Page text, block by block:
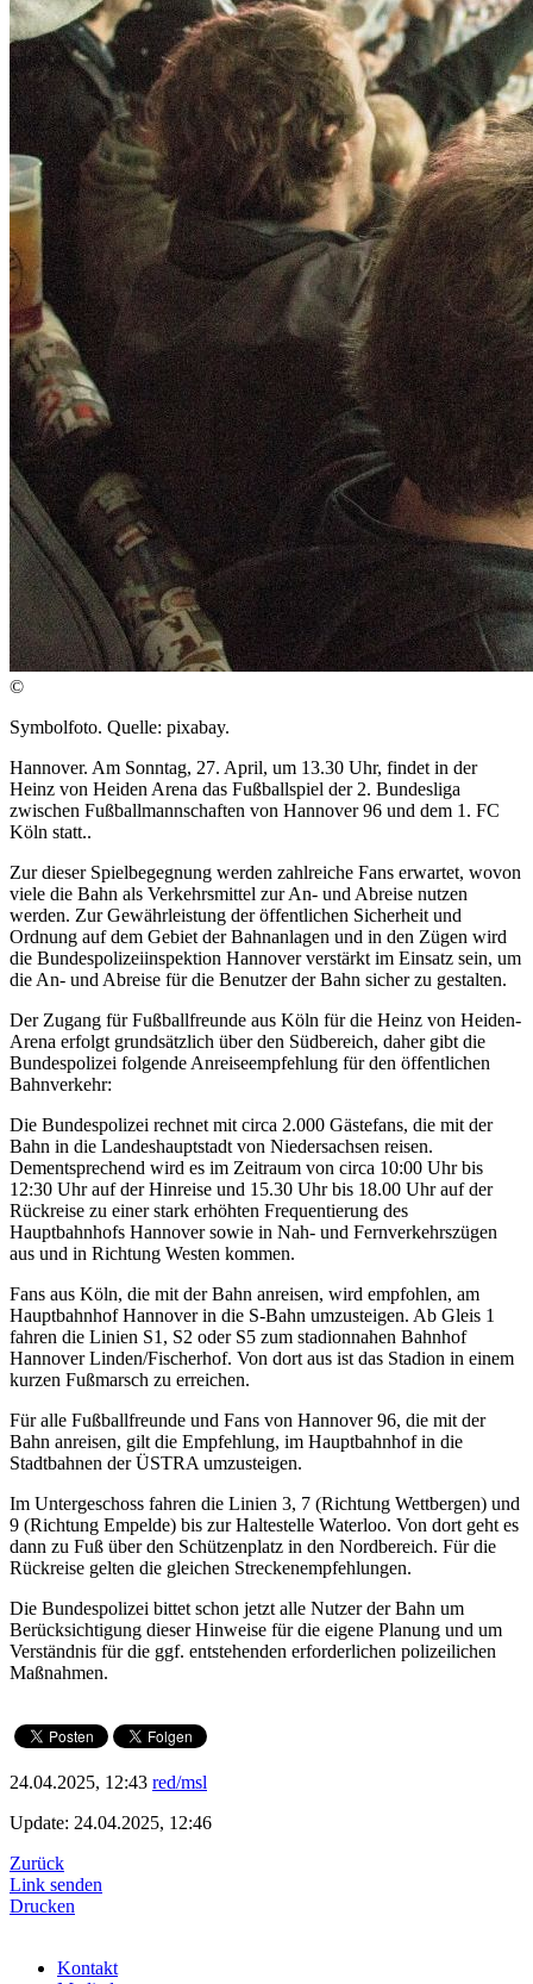
©
Symbolfoto. Quelle: pixabay.
Hannover. Am Sonntag, 27. April, um 13.30 Uhr, findet in der
Heinz von Heiden Arena das Fußballspiel der 2. Bundesliga
zwischen Fußballmannschaften von Hannover 96 und dem 1. FC
Köln statt..
Zur dieser Spielbegegnung werden zahlreiche Fans erwartet, wovon
viele die Bahn als Verkehrsmittel zur An- und Abreise nutzen
werden. Zur Gewährleistung der öffentlichen Sicherheit und
Ordnung auf dem Gebiet der Bahnanlagen und in den Zügen wird
die Bundespolizeiinspektion Hannover verstärkt im Einsatz sein, um
die An- und Abreise für die Benutzer der Bahn sicher zu gestalten.
Der Zugang für Fußballfreunde aus Köln für die Heinz von Heiden-
Arena erfolgt grundsätzlich über den Südbereich, daher gibt die
Bundespolizei folgende Anreiseempfehlung für den öffentlichen
Bahnverkehr:
Die Bundespolizei rechnet mit circa 2.000 Gästefans, die mit der
Bahn in die Landeshauptstadt von Niedersachsen reisen.
Dementsprechend wird es im Zeitraum von circa 10:00 Uhr bis
12:30 Uhr auf der Hinreise und 15.30 Uhr bis 18.00 Uhr auf der
Rückreise zu einer stark erhöhten Frequentierung des
Hauptbahnhofs Hannover sowie in Nah- und Fernverkehrszügen
aus und in Richtung Westen kommen.
Fans aus Köln, die mit der Bahn anreisen, wird empfohlen, am
Hauptbahnhof Hannover in die S-Bahn umzusteigen. Ab Gleis 1
fahren die Linien S1, S2 oder S5 zum stadionnahen Bahnhof
Hannover Linden/Fischerhof. Von dort aus ist das Stadion in einem
kurzen Fußmarsch zu erreichen.
Für alle Fußballfreunde und Fans von Hannover 96, die mit der
Bahn anreisen, gilt die Empfehlung, im Hauptbahnhof in die
Stadtbahnen der ÜSTRA umzusteigen.
Im Untergeschoss fahren die Linien 3, 7 (Richtung Wettbergen) und
9 (Richtung Empelde) bis zur Haltestelle Waterloo. Von dort geht es
dann zu Fuß über den Schützenplatz in den Nordbereich. Für die
Rückreise gelten die gleichen Streckenempfehlungen.
Die Bundespolizei bittet schon jetzt alle Nutzer der Bahn um
Berücksichtigung dieser Hinweise für die eigene Planung und um
Verständnis für die ggf. entstehenden erforderlichen polizeilichen
Maßnahmen.
24.04.2025, 12:43 red/msl
Update: 24.04.2025, 12:46
Zurück
Link senden
Drucken
Kontakt